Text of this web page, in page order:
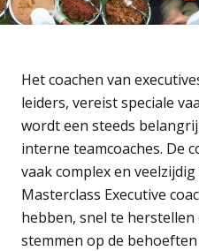
Het coachen van
leiders, vereist speciale
wordt een steeds
interne teamcoaches. De
vaak complex en
Masterclass Executive
hebben, snel te
stemmen op de